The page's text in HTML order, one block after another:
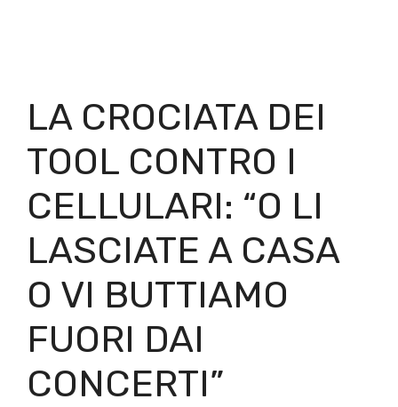
LA CROCIATA DEI
TOOL CONTRO I
CELLULARI: “O LI
LASCIATE A CASA
O VI BUTTIAMO
FUORI DAI
CONCERTI”